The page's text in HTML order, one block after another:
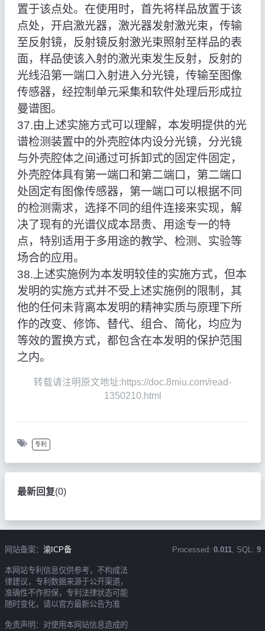
置于该点处。在使用时，首先将样品放置于该
点处，开启激光器，激光器发射激光束，传输
至反射镜，反射镜反射激光束照射至样品的表
面，样品使该入射的激光束发生反射，反射的
光线沿第一端口入射进入分光镜，传输至图像
传感器，经控制单元采集和软件处理后形成拉
曼谱图。
37.由上述实施方式可以理解，本发明提供的光
谱检测装置中的外壳腔体内设分光镜，分光镜
与外壳腔体之间通过可拆卸式的固定件固定，
外壳腔体具有第一端口和第二端口，第二端口
处固定有图像传感器，第一端口可以根据不同
的检测需求，选择不同的组件连接来实现，解
决了现有的光谱仪成本昂贵、用途专一的特
点，特别适用于多用途的教学、检测、实验等
场合的应用。
38.上述实施例为本发明较佳的实施方式，但本
发明的实施方式并不受上述实施例的限制，其
他的任何未背离本发明的精神实质与原理下所
作的改变、修饰、替代、组合、简化，均应为
等效的置换方式，都包含在本发明的保护范围
之内。
转载请注明原文地址:https://doc.8miu.com/read-
1350210.html
专利
最新回复(0)
网站备案： 渝ICP备
本网站专利信息仅供参考，不构成法
律建议，专利数据来源于公开渠道，
准确性不作担保，专利法律状态可能
随时变化，请以官方最新公告为准
免责声明：对使用本网站信息造成的
Processed: 0.011, SQL: 9